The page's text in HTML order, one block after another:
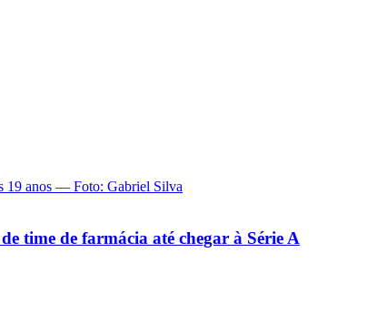
time de farmácia até chegar à Série A